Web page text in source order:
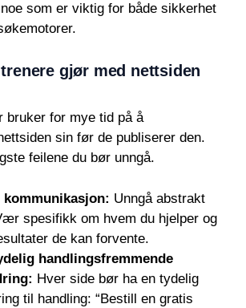
som er viktig for både sikkerhet
gjør med nettsiden
bruker for mye tid på å
sin før de publiserer den.
feilene du bør unngå.
kommunikasjon: Unngå abstrakt
spesifikk om hvem du hjelper og
de kan forvente.
handlingsfremmende
Hver side bør ha en tydelig
til handling: “Bestill en gratis